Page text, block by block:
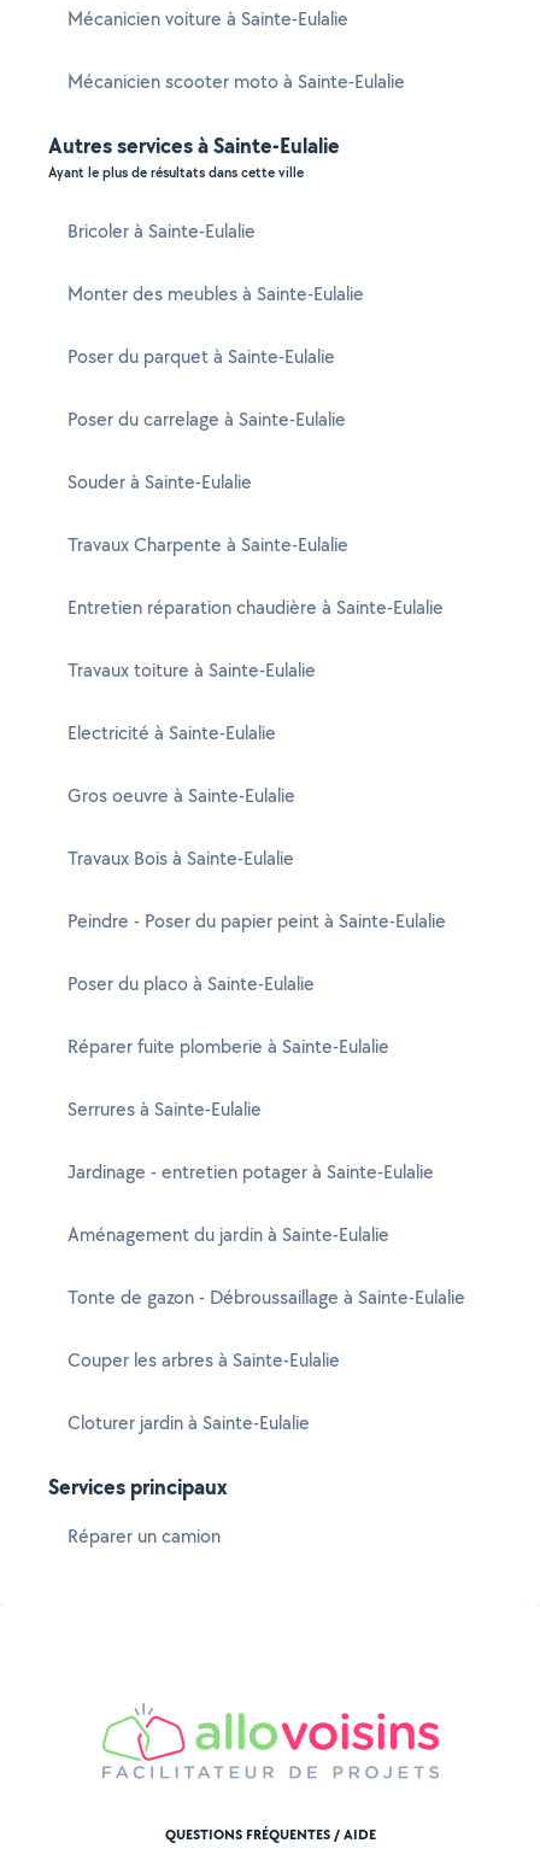
Mécanicien voiture à Sainte-Eulalie
Mécanicien scooter moto à Sainte-Eulalie
Autres services à Sainte-Eulalie
Ayant le plus de résultats dans cette ville
Bricoler à Sainte-Eulalie
Monter des meubles à Sainte-Eulalie
Poser du parquet à Sainte-Eulalie
Poser du carrelage à Sainte-Eulalie
Souder à Sainte-Eulalie
Travaux Charpente à Sainte-Eulalie
Entretien réparation chaudière à Sainte-Eulalie
Travaux toiture à Sainte-Eulalie
Electricité à Sainte-Eulalie
Gros oeuvre à Sainte-Eulalie
Travaux Bois à Sainte-Eulalie
Peindre - Poser du papier peint à Sainte-Eulalie
Poser du placo à Sainte-Eulalie
Réparer fuite plomberie à Sainte-Eulalie
Serrures à Sainte-Eulalie
Jardinage - entretien potager à Sainte-Eulalie
Aménagement du jardin à Sainte-Eulalie
Tonte de gazon - Débroussaillage à Sainte-Eulalie
Couper les arbres à Sainte-Eulalie
Cloturer jardin à Sainte-Eulalie
Services principaux
Réparer un camion
QUESTIONS FRÉQUENTES / AIDE